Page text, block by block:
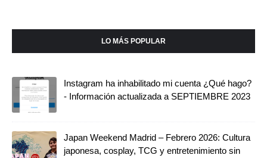
LO MÁS POPULAR
Instagram ha inhabilitado mi cuenta ¿Qué hago?
- Información actualizada a SEPTIEMBRE 2023
Japan Weekend Madrid – Febrero 2026: Cultura
japonesa, cosplay, TCG y entretenimiento sin